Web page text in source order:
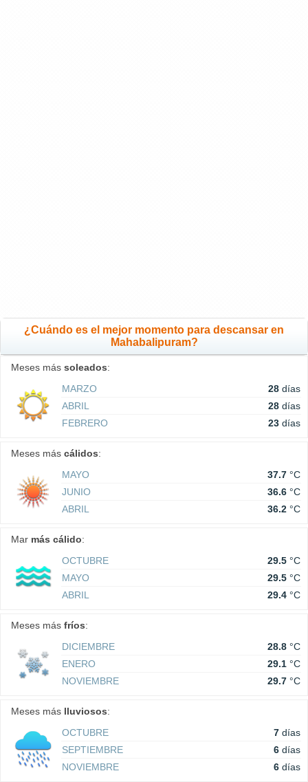
¿Cuándo es el mejor momento para descansar en
Mahabalipuram?
Meses más soleados:
MARZO
28 días
ABRIL
28 días
FEBRERO
23 días
Meses más cálidos:
MAYO
37.7 °C
JUNIO
36.6 °C
ABRIL
36.2 °C
Mar más cálido:
OCTUBRE
29.5 °C
MAYO
29.5 °C
ABRIL
29.4 °C
Meses más fríos:
DICIEMBRE
28.8 °C
ENERO
29.1 °C
NOVIEMBRE
29.7 °C
Meses más lluviosos:
OCTUBRE
7 días
SEPTIEMBRE
6 días
NOVIEMBRE
6 días